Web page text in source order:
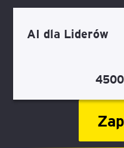
AI dla Liderów